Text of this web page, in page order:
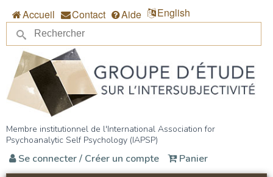
Groupe d’étude sur
l’intersubjectivité (GEI)
Membre institutionnel de l'International Association for
Psychoanalytic Self Psychology (IAPSP)
Formulaire de recherche
Accueil Contact Aide English
Se connecter / Créer un compte
Panier